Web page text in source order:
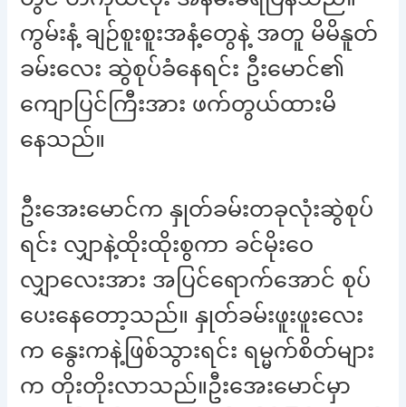
ကွမ်းနံ့ ချဉ်စူးစူးအနံ့တွေနဲ့ အတူ မိမိနူတ်
ခမ်းလေး ဆွဲစုပ်ခံနေရင်း ဦးမောင်၏
ကျောပြင်ကြီးအား ဖက်တွယ်ထားမိ
နေသည်။
ဦးအေးမောင်က နှုတ်ခမ်းတခုလုံးဆွဲစုပ်
ရင်း လျှာနဲ့ထိုးထိုးစွကာ ခင်မိုးဝေ
လျှာလေးအား အပြင်ရောက်အောင် စုပ်
ပေးနေတော့သည်။ နှုတ်ခမ်းဖူးဖူးလေး
က နွေးကနဲ့ဖြစ်သွားရင်း ရမ္မက်စိတ်များ
က တိုးတိုးလာသည်။ဦးအေးမောင်မှာ